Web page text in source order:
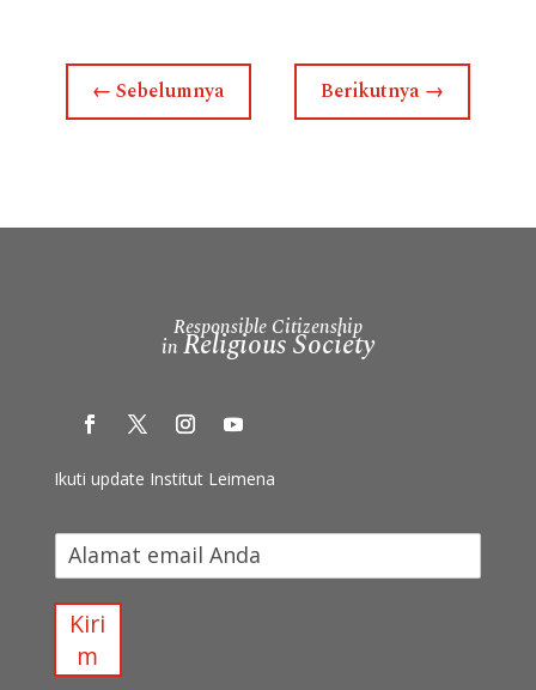
← Sebelumnya Berikutnya →
Responsible Citizenship
in Religious Society
Ikuti update Institut Leimena
Kiri
m